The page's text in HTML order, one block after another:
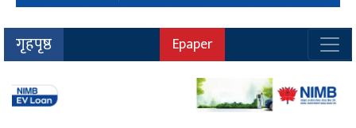
गृहपृष्ठ Epaper